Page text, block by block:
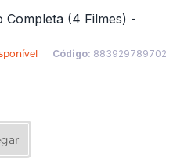
(4 Filmes) -
Código: 883929789702